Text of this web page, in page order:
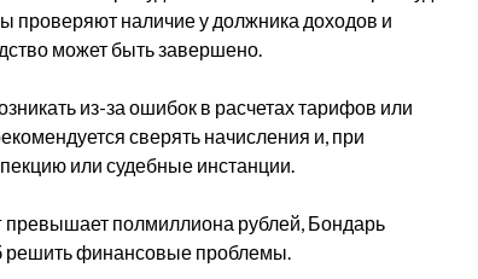
проверяют наличие у должника доходов и
может быть завершено.
из-за ошибок в расчетах тарифов или
сверять начисления и, при
или судебные инстанции.
превышает полмиллиона рублей, Бондарь
решить финансовые проблемы.